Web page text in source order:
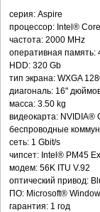
серия: Aspire
процессор: Intel®
частота: 2000 MHz
оперативная память:
HDD: 320 Gb
тип экрана: WXGA
диагональ: 16"
масса: 3.50 kg
видеокарта:
беспроводные
сеть: 1 Gbit/s
чипсет: Intel® PM45
модем: 56K ITU V.92
оптический привод:
ПО: Microsoft®
гарантия: 1 год